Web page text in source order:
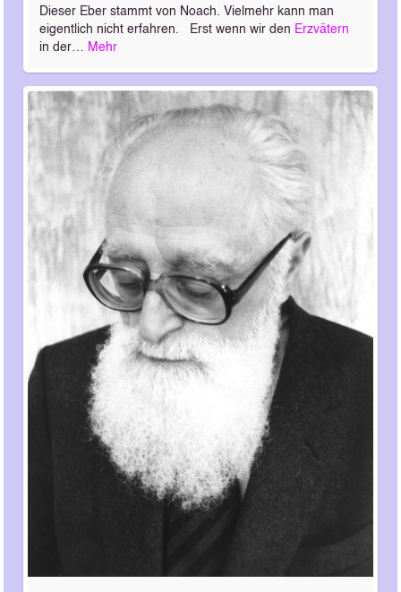
Dieser Eber stammt von Noach. Vielmehr kann man
eigentlich nicht erfahren. Erst wenn wir den Erzvätern
in der… Mehr